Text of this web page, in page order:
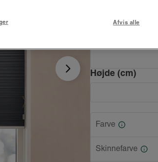
Design dit
Højde (cm)
Farve
Skinnefarve
Afvis alle